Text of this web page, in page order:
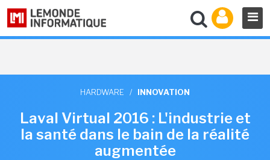
HARDWARE / INNOVATION
Laval Virtual 2016 : L'industrie et
la santé dans le bain de la réalité
augmentée